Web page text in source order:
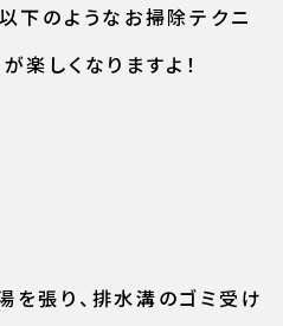
下のようなお掃除テクニ
楽しくなりますよ！
を張り、排水溝のゴミ受け